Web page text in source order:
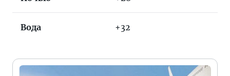
Вода +32